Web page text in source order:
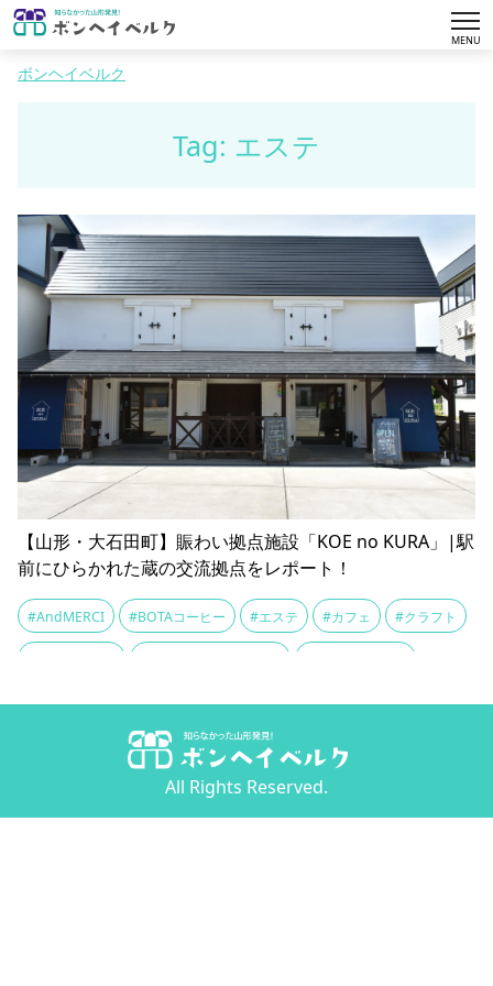
MENU
ボンヘイベルク
Tag: エステ
【山形・大石田町】賑わい拠点施設「KOE no KURA」|駅
前にひらかれた蔵の交流拠点をレポート！
#AndMERCI #BOTAコーヒー #エステ #カフェ #クラフト
#ボナンノコーヒー #ラーメン長作 #レンタルスペース
#レンタルボックス #土蔵 #大石田 #山形新幹線
#手作り #持ち込みok #最上川千本だんご
All Rights Reserved.